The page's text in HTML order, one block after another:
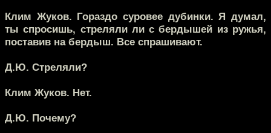
Клим Жуков. Гораздо суровее дубинки. Я думал,
ты спросишь, стреляли ли с бердышей из ружья,
поставив на бердыш. Все спрашивают.
Д.Ю. Стреляли?
Клим Жуков. Нет.
Д.Ю. Почему?